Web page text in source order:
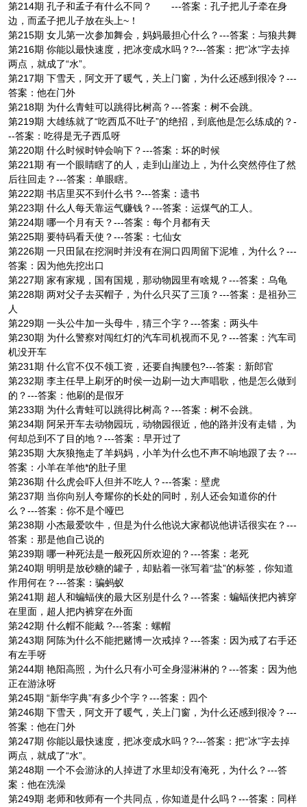
第214期 孔子和孟子有什么不同？ ---答案：孔子把儿子牵在身
边，而孟子把儿子放在头上~！
第215期 女儿第一次参加舞会，妈妈最担心什么？---答案：与狼共舞
第216期 你能以最快速度，把冰变成水吗？?---答案：把“冰”字去掉
两点，就成了“水”。
第217期 下雪天，阿文开了暖气，关上门窗，为什么还感到很冷？---
答案：他在门外
第218期 为什么青蛙可以跳得比树高？---答案：树不会跳。
第219期 大雄练就了“吃西瓜不吐子”的绝招，到底他是怎么练成的？-
--答案：吃得是无子西瓜呀
第220期 什么时候时钟会响下？---答案：坏的时候
第221期 有一个眼睛瞎了的人，走到山崖边上，为什么突然停住了然
后往回走？---答案：单眼瞎。
第222期 书店里买不到什么书 ?---答案：遗书
第223期 什么人每天靠运气赚钱？---答案：运煤气的工人。
第224期 哪一个月有天？---答案：每个月都有天
第225期 要特码看天使？---答案：七仙女
第226期 一只田鼠在挖洞时并没有在洞口四周留下泥堆，为什么？---
答案：因为他先挖出口
第227期 家有家规，国有国规，那动物园里有啥规？---答案：乌龟
第228期 两对父子去买帽子，为什么只买了三顶？---答案：是祖孙三
人
第229期 一头公牛加一头母牛，猜三个字？---答案：两头牛
第230期 为什么警察对闯红灯的汽车司机视而不见？---答案：汽车司
机没开车
第231期 什么官不仅不领工资，还要自掏腰包?---答案：新郎官
第232期 李主任早上刷牙的时侯一边刷一边大声唱歌，他是怎么做到
的？---答案：他刷的是假牙
第233期 为什么青蛙可以跳得比树高？---答案：树不会跳。
第234期 阿呆开车去动物园玩，动物园很近，他的路并没有走错，为
何却总到不了目的地？---答案：早开过了
第235期 大灰狼拖走了羊妈妈，小羊为什么也不声不响地跟了去？---
答案：小羊在羊他*的肚子里
第236期 什么虎会吓人但并不吃人？---答案：壁虎
第237期 当你向别人夸耀你的长处的同时，别人还会知道你的什
么？---答案：你不是个哑巴
第238期 小杰最爱吹牛，但是为什么他说大家都说他讲话很实在？---
答案：那是他自己说的
第239期 哪一种死法是一般死囚所欢迎的？---答案：老死
第240期 明明是放砂糖的罐子，却贴着一张写着“盐”的标签，你知道
作用何在？---答案：骗蚂蚁
第241期 超人和蝙蝠侠的最大区别是什么？---答案：蝙蝠侠把内裤穿
在里面，超人把内裤穿在外面
第242期 什么帽不能戴 ?---答案：螺帽
第243期 阿陈为什么不能把赌博一次戒掉？---答案：因为戒了右手还
有左手呀
第244期 艳阳高照，为什么只有小可全身湿淋淋的？---答案：因为他
正在游泳呀
第245期 “新华字典”有多少个字？---答案：四个
第246期 下雪天，阿文开了暖气，关上门窗，为什么还感到很冷？---
答案：他在门外
第247期 你能以最快速度，把冰变成水吗？?---答案：把“冰”字去掉
两点，就成了“水”。
第248期 一个不会游泳的人掉进了水里却没有淹死，为什么？---答
案：他在洗澡
第249期 老师和牧师有一个共同点，你知道是什么吗？---答案：同样